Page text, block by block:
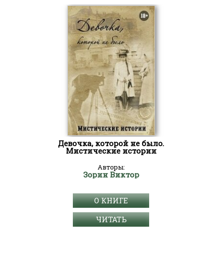
Девочка, которой не было.
Мистические истории
Авторы:
Зорин Виктор
О КНИГЕ
ЧИТАТЬ